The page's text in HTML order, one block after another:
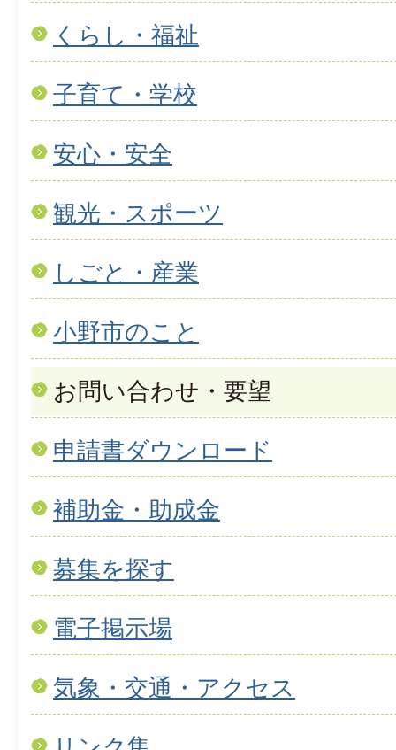
くらし・福祉
子育て・学校
安心・安全
観光・スポーツ
しごと・産業
小野市のこと
お問い合わせ・要望
申請書ダウンロード
補助金・助成金
募集を探す
電子掲示場
気象・交通・アクセス